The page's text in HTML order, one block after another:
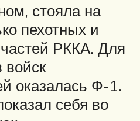
стояла на
пехотных и
РККА. Для
войск
оказалась Ф-1.
себя во